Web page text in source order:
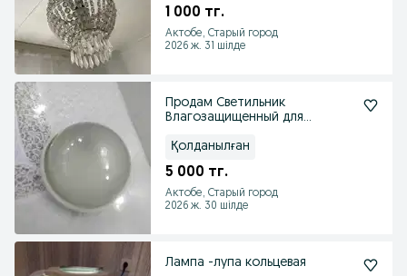
1 000 тг.
Актобе, Старый город
2026 ж. 31 шілде
Продам Светильник
Влагозащищенный для
помещенний
Қолданылған
5 000 тг.
Актобе, Старый город
2026 ж. 30 шілде
Лампа -лупа кольцевая